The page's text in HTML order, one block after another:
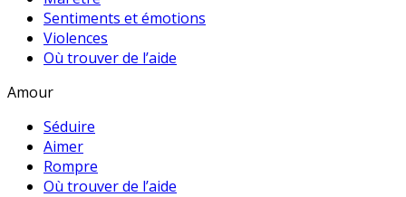
Sentiments et émotions
Violences
Où trouver de l’aide
Amour
Séduire
Aimer
Rompre
Où trouver de l’aide